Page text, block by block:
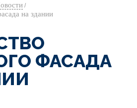
/
на здании
ФАСАДА